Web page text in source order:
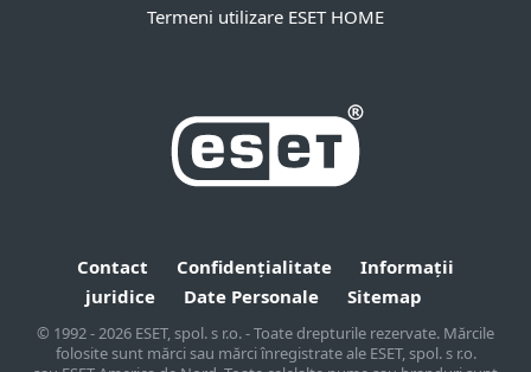
Termeni utilizare ESET HOME
Contact Confidențialitate
Informații
juridice
Date Personale Sitemap
© 1992 - 2026 ESET, spol. s r.o. - Toate drepturile rezervate. Mărcile
folosite sunt mărci sau mărci înregistrate ale ESET, spol. s r.o.